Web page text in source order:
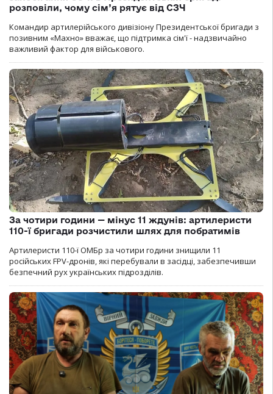
розповіли, чому сім’я рятує від СЗЧ
Командир артилерійського дивізіону Президентської бригади з
позивним «Махно» вважає, що підтримка сім'ї - надзвичайно
важливий фактор для військового.
За чотири години — мінус 11 ждунів: артилеристи
110-ї бригади розчистили шлях для побратимів
Артилеристи 110-ї ОМБр за чотири години знищили 11
російських FPV-дронів, які перебували в засідці, забезпечивши
безпечний рух українських підрозділів.